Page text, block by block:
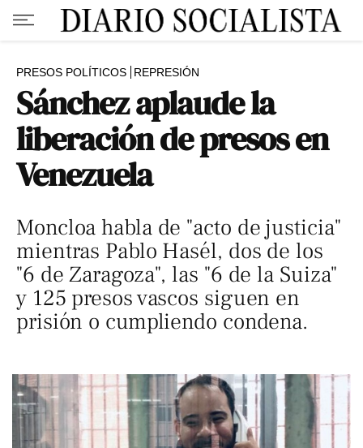
PRESOS POLÍTICOS REPRESIÓN
Sánchez aplaude la
liberación de presos en
Venezuela
Moncloa habla de "acto de justicia"
mientras Pablo Hasél, dos de los
"6 de Zaragoza", las "6 de la Suiza"
y 125 presos vascos siguen en
prisión o cumpliendo condena.